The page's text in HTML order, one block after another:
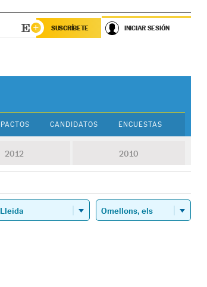
SUSCRÍBETE INICIAR SESIÓN
CANDIDATOS ENCUESTAS
2012 2010